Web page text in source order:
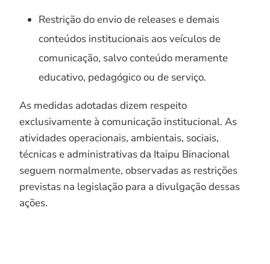
Restrição do envio de releases e demais
conteúdos institucionais aos veículos de
comunicação, salvo conteúdo meramente
educativo, pedagógico ou de serviço.
As medidas adotadas dizem respeito
exclusivamente à comunicação institucional. As
atividades operacionais, ambientais, sociais,
técnicas e administrativas da Itaipu Binacional
seguem normalmente, observadas as restrições
previstas na legislação para a divulgação dessas
ações.